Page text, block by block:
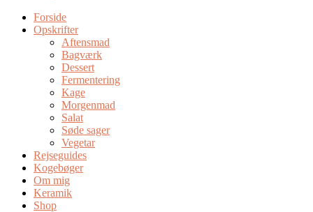
Forside
Opskrifter
Aftensmad
Bagværk
Dessert
Fermentering
Kage
Morgenmad
Salat
Søde sager
Vegetar
Rejseguides
Kogebøger
Om mig
Keramik
Shop